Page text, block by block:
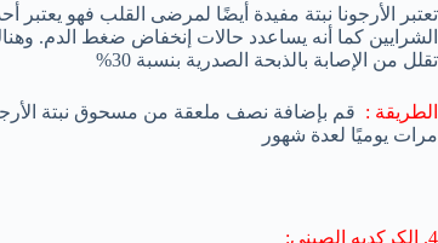
تعتبر الأرجونا نبتة مفيدة أيضًا لمرضى القلب فهو
الشرايين كما أنه يساعدد حالات إنخفاض ضغط الدم.
تقلل من الإصابة بالذبحة الصدرية بنسبة 30%
الطريقة :
مرات يوميًا لعدة شهور
4. الكركديه الصيني: